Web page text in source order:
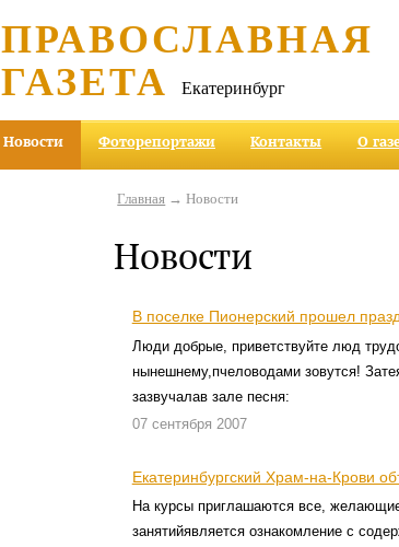
ПРАВОСЛАВНАЯ
ГАЗЕТА Екатеринбург
Новости Фоторепортажи Контакты О
Главная → Новости
Новости
В поселке Пионерский прошел
Люди добрые, приветствуйте люд
нынешнему,пчеловодами зовутся!
зазвучалав зале песня:
07 сентября 2007
Екатеринбургский Храм-на-Крови
На курсы приглашаются все,
занятийявляется ознакомление с